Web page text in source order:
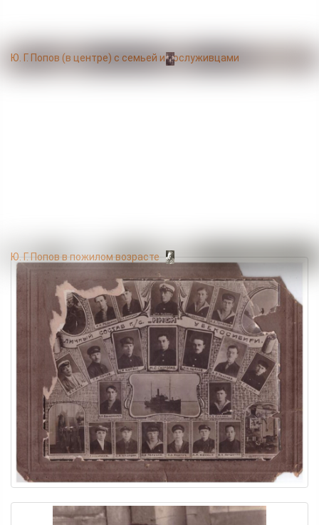
Ю. Г. Попов (в центре) с семьей и сослуживцами
Ю. Г. Попов в пожилом возрасте